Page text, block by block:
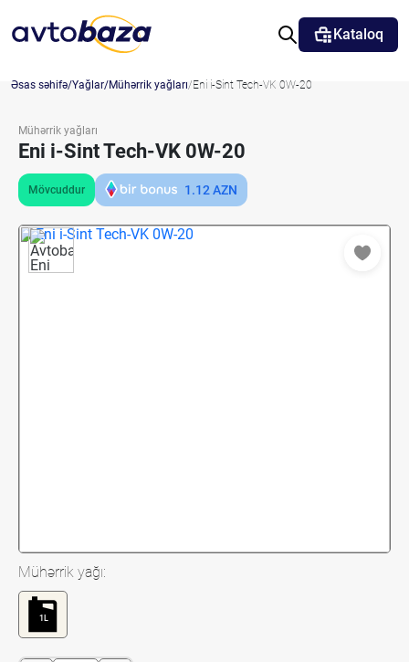
Kataloq
Əsas səhifə Yağlar Mühərrik yağları Eni i-Sint Tech-VK 0W-20
Mühərrik yağları
Eni i-Sint Tech-VK 0W-20
Mövcuddur 1.12AZN
Mühərrik yağı:
1L